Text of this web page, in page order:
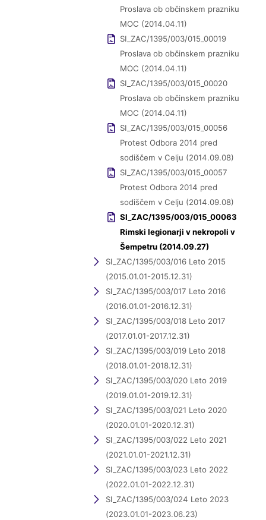
Proslava ob občinskem prazniku
MOC (2014.04.11)
SI_ZAC/1395/003/015_00019
Proslava ob občinskem prazniku
MOC (2014.04.11)
SI_ZAC/1395/003/015_00020
Proslava ob občinskem prazniku
MOC (2014.04.11)
SI_ZAC/1395/003/015_00056
Protest Odbora 2014 pred
sodiščem v Celju (2014.09.08)
SI_ZAC/1395/003/015_00057
Protest Odbora 2014 pred
sodiščem v Celju (2014.09.08)
SI_ZAC/1395/003/015_00063
Rimski legionarji v nekropoli v
Šempetru (2014.09.27)
SI_ZAC/1395/003/016 Leto 2015
(2015.01.01-2015.12.31)
SI_ZAC/1395/003/017 Leto 2016
(2016.01.01-2016.12.31)
SI_ZAC/1395/003/018 Leto 2017
(2017.01.01-2017.12.31)
SI_ZAC/1395/003/019 Leto 2018
(2018.01.01-2018.12.31)
SI_ZAC/1395/003/020 Leto 2019
(2019.01.01-2019.12.31)
SI_ZAC/1395/003/021 Leto 2020
(2020.01.01-2020.12.31)
SI_ZAC/1395/003/022 Leto 2021
(2021.01.01-2021.12.31)
SI_ZAC/1395/003/023 Leto 2022
(2022.01.01-2022.12.31)
SI_ZAC/1395/003/024 Leto 2023
(2023.01.01-2023.06.23)